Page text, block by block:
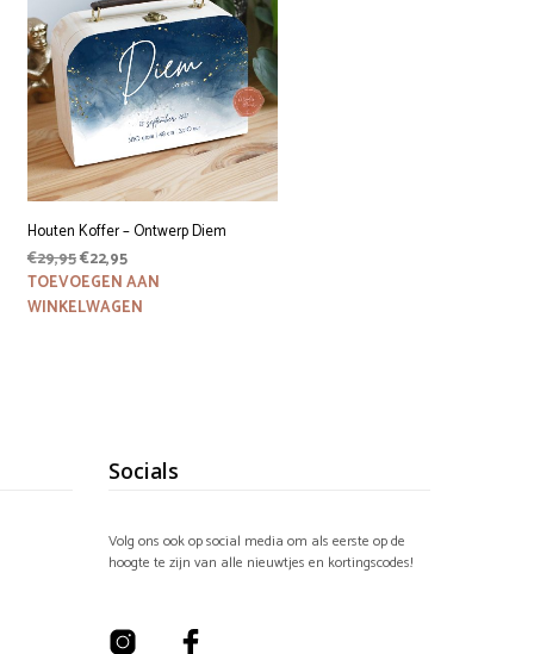
Houten Koffer – Ontwerp Diem
€29,95Oorspronkelijke
prijs
was:
€22,95Huidige
prijs
is:
TOEVOEGEN AAN
WINKELWAGEN
Socials
Volg ons ook op social media om als eerste op de
hoogte te zijn van alle nieuwtjes en kortingscodes!